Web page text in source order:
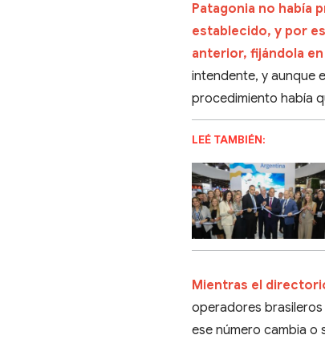
Patagonia no había
establecido, y por
anterior, fijándola en
intendente, y aunque
procedimiento había
LEÉ TAMBIÉN:
Mientras el
operadores brasileros
ese número cambia o